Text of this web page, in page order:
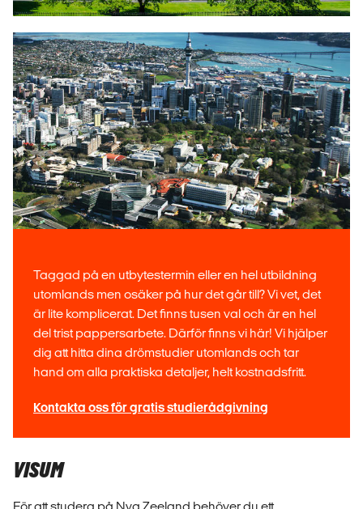
Taggad på en utbytestermin eller en hel utbildning
utomlands men osäker på hur det går till? Vi vet, det
är lite komplicerat. Det finns tusen val och är en hel
del trist pappersarbete. Därför finns vi här! Vi hjälper
dig att hitta dina drömstudier utomlands och tar
hand om alla praktiska detaljer, helt kostnadsfritt.
Kontakta oss för gratis studierådgivning
VISUM
För att studera på Nya Zeeland behöver du ett